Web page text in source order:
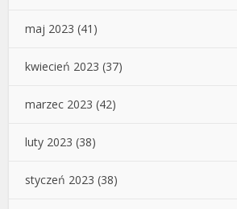
maj 2023 (41)
kwiecień 2023 (37)
marzec 2023 (42)
luty 2023 (38)
styczeń 2023 (38)